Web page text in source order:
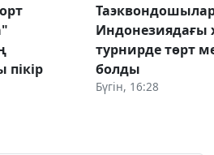
Индонезиядағы
турнирде төрт
болды
Бүгін, 16:28